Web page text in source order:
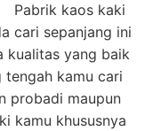
Pabrik kaos kaki
cari sepanjang ini
kualitas yang baik
tengah kamu cari
probadi maupun
kamu khususnya